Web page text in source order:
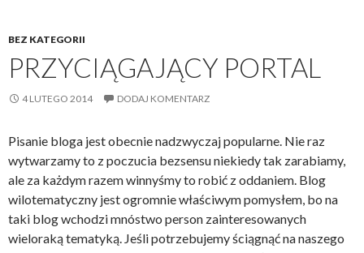
BEZ KATEGORII
PRZYCIĄGAJĄCY PORTAL
4 LUTEGO 2014 DODAJ KOMENTARZ
Pisanie bloga jest obecnie nadzwyczaj popularne. Nie raz
wytwarzamy to z poczucia bezsensu niekiedy tak zarabiamy,
ale za każdym razem winnyśmy to robić z oddaniem. Blog
wilotematyczny jest ogromnie właściwym pomysłem, bo na
taki blog wchodzi mnóstwo person zainteresowanych
wieloraką tematyką. Jeśli potrzebujemy ściągnąć na naszego